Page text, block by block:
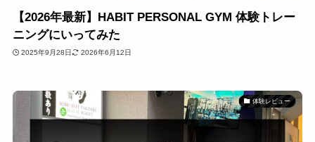
【2026年最新】HABIT PERSONAL GYM 体験トレー
ニングにいってみた
2025年9月28日 2026年6月12日
体験レビュー